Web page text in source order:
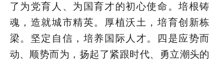
了为党育人、为国育才的初心使命。培根铸
魂，造就城市精英。厚植沃土，培育创新栋
梁。坚定自信，培养国际人才。四是应势而
动、顺势而为，扬起了紧跟时代、勇立潮头的